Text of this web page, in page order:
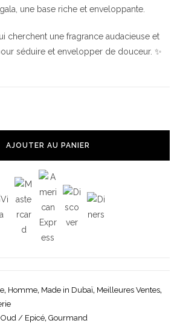
une base riche et enveloppante.
cherchent une fragrance audacieuse et
séduire et envelopper de douceur. ✨
AJOUTER AU PANIER
, Homme, Made in Dubaï, Meilleures Ventes,
/ Epicé,Gourmand